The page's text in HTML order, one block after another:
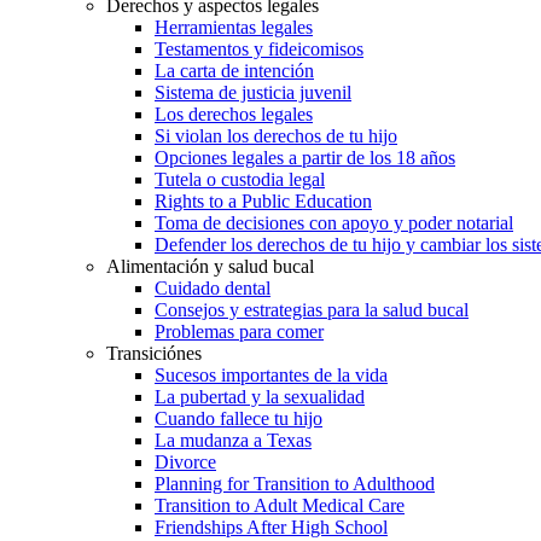
Derechos y aspectos legales
Herramientas legales
Testamentos y fideicomisos
La carta de intención
Sistema de justicia juvenil
Los derechos legales
Si violan los derechos de tu hijo
Opciones legales a partir de los 18 años
Tutela o custodia legal
Rights to a Public Education
Toma de decisiones con apoyo y poder notarial
Defender los derechos de tu hijo y cambiar los
Alimentación y salud bucal
Cuidado dental
Consejos y estrategias para la salud bucal
Problemas para comer
Transiciónes
Sucesos importantes de la vida
La pubertad y la sexualidad
Cuando fallece tu hijo
La mudanza a Texas
Divorce
Planning for Transition to Adulthood
Transition to Adult Medical Care
Friendships After High School